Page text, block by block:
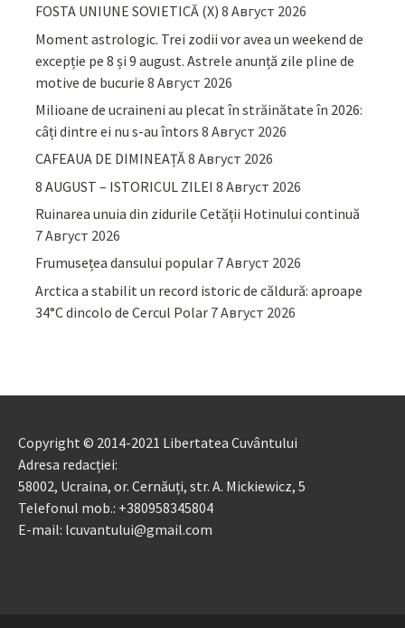
FOSTA UNIUNE SOVIETICĂ (X) 8 Август 2026
Moment astrologic. Trei zodii vor avea un weekend de
excepție pe 8 și 9 august. Astrele anunță zile pline de
motive de bucurie 8 Август 2026
Milioane de ucraineni au plecat în străinătate în 2026:
câți dintre ei nu s-au întors 8 Август 2026
CAFEAUA DE DIMINEAȚĂ8 Август 2026
8 AUGUST – ISTORICUL ZILEI 8 Август 2026
Ruinarea unuia din zidurile Cetății Hotinului continuă
7 Август 2026
Frumusețea dansului popular 7 Август 2026
Arctica a stabilit un record istoric de căldură: aproape
34°C dincolo de Cercul Polar 7 Август 2026
Copyright © 2014-2021 Libertatea Cuvântului
Adresa redacției:
58002, Ucraina, or. Cernăuți, str. A. Mickiewicz, 5
Telefonul mob.: +380958345804
E-mail: lcuvantului@gmail.com